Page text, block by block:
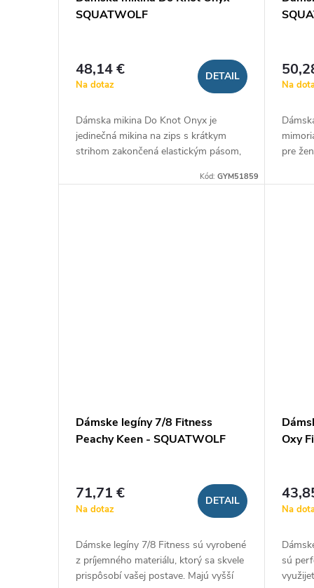
o
o
SQUATWOLF
48,14 €
Na dotaz
DETAIL
Dámska mikina Do Knot Onyx je
jedinečná mikina na zips s krátkym
strihom zakončená elastickým pásom,
mašľu na viazanie. Je vyrobená z...
Kód:GYM51859
Na
pre
štýlový
Dámske legíny 7/8 Fitness
Peachy Keen - SQUATWOLF
71,71 €
Na dotaz
DETAIL
Dámske legíny 7/8 Fitness sú vyrobené
z príjemného materiálu, ktorý sa skvele
prispôsobí vašej postave. Majú vyšší
Oxy
Na
sú